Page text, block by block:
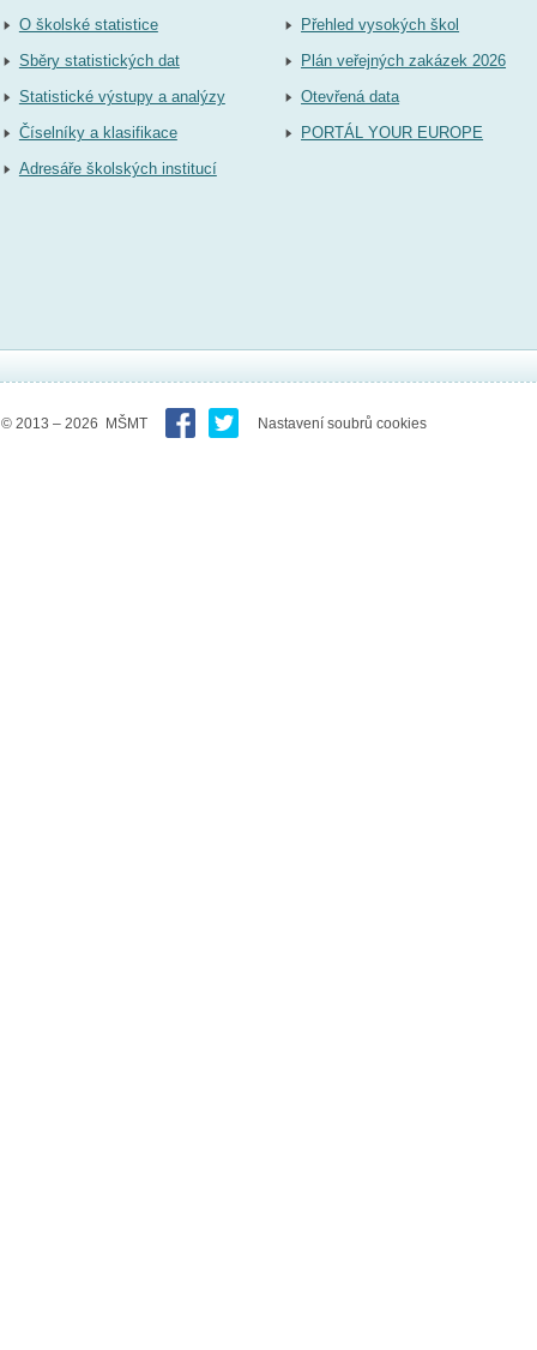
O školské statistice
Sběry statistických dat
Statistické výstupy a analýzy
Číselníky a klasifikace
Adresáře školských institucí
Přehled vysokých škol
Plán veřejných zakázek 2026
Otevřená data
PORTÁL YOUR EUROPE
© 2013 – 2026 MŠMT Nastavení soubrů cookies